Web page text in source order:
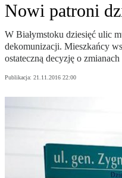
Nowi patroni
W Białymstoku dziesięć ulic
dekomunizacji. Mieszkańcy
ostateczną decyzję o
Publikacja: 21.11.2016 22:00